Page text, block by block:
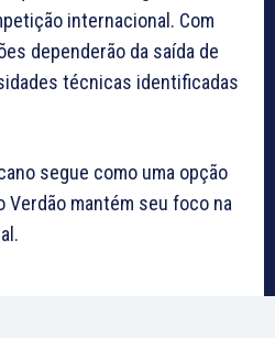
internacional. Com
dependerão da saída de
técnicas identificadas
segue como uma opção
Verdão mantém seu foco na